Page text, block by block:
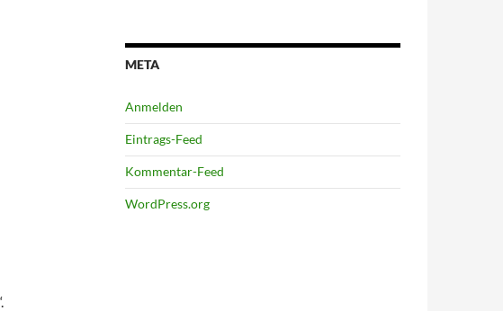
META
Anmelden
Eintrags-Feed
Kommentar-Feed
WordPress.org